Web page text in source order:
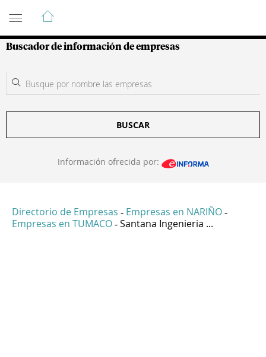
Guía de Empresas Colombianas
Buscador de información de empresas
BUSCAR
Información ofrecida por:
Directorio de Empresas - Empresas en NARIÑO -
Empresas en TUMACO - Santana Ingenieria ...